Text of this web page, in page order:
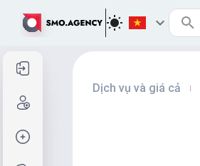
Dịch vụ và giá cả